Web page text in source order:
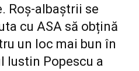
Roș-albaștrii se
cu ASA să obțină
un loc mai bun în
Iustin Popescu a